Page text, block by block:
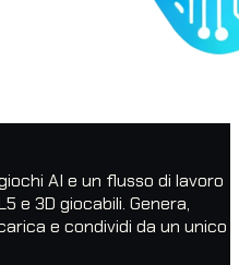
AI e un flusso di lavoro
e 3D giocabili. Genera,
e condividi da un unico